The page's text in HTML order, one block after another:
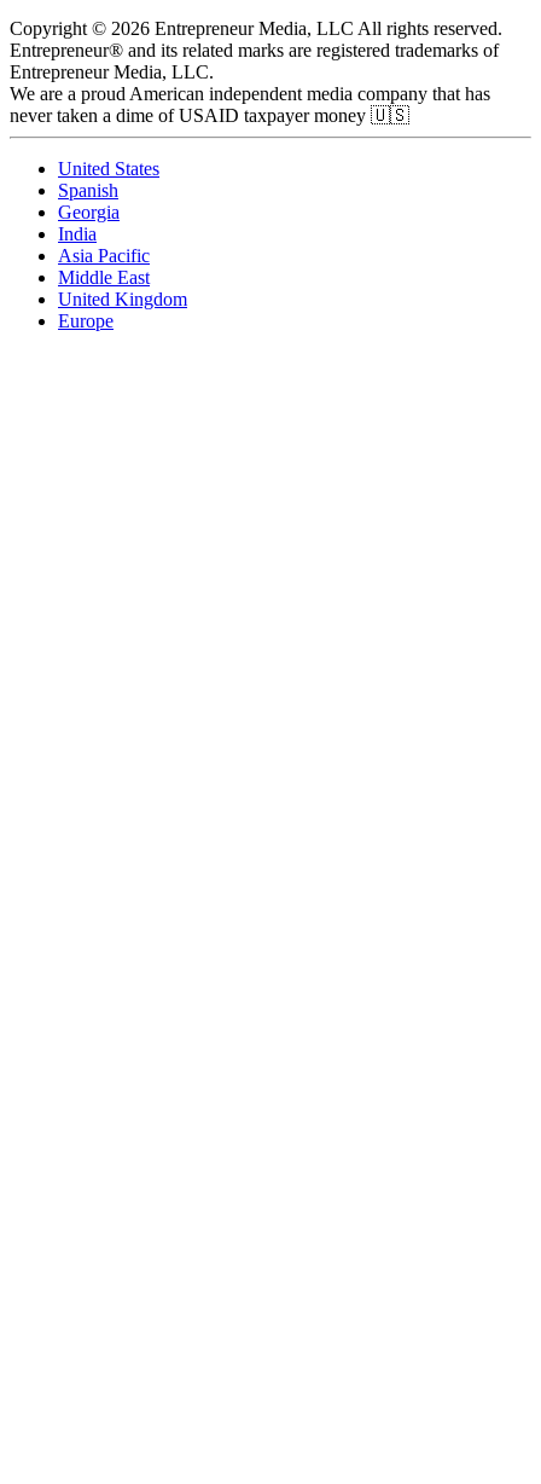
Copyright © 2026 Entrepreneur Media, LLC All rights reserved.
Entrepreneur® and its related marks are registered trademarks of
Entrepreneur Media, LLC.
We are a proud American independent media company that has
never taken a dime of USAID taxpayer money 🇺🇸
United States
Spanish
Georgia
India
Asia Pacific
Middle East
United Kingdom
Europe